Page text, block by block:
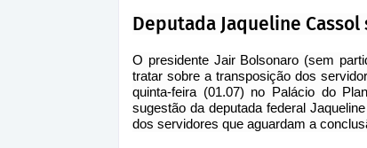
Deputada Jaqueline
O presidente Jair Bolsonaro (sem
tratar sobre a transposição dos
quinta-feira (01.07) no Palácio do
sugestão da deputada federal
dos servidores que aguardam a